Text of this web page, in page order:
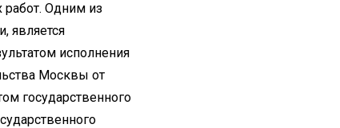
работ. Одним из
является
исполнения
Москвы от
государственного